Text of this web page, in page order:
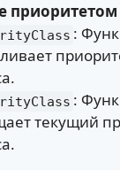
приоритетом
:
:
текущий